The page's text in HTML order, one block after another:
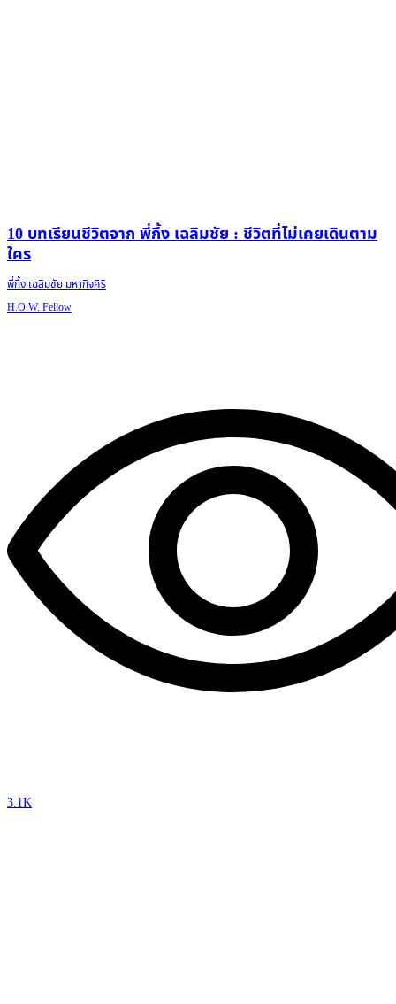
10 บทเรียนชีวิตจาก พี่กึ้ง เฉลิมชัย : ชีวิตที่ไม่เคยเดินตาม
ใคร
พี่กึ้ง เฉลิมชัย มหากิจศิริ
H.O.W. Fellow
3.1K